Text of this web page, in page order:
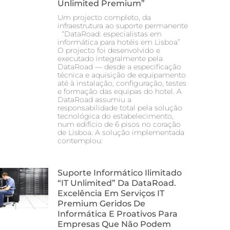
Unlimited Premium”
Um projecto completo, da
infraestrutura ao suporte permanente
“DataRoad: especialistas em
informática para hotéis em Lisboa”
O projecto foi desenvolvido e
executado integralmente pela
DataRoad — desde a especificação
técnica e aquisição de equipamento
até à instalação, configuração, testes
e formação das equipas do hotel. A
DataRoad assumiu a
responsabilidade total pela solução
tecnológica do estabelecimento,
num edifício de 6 pisos no coração
de Lisboa. A solução implementada
contemplou:
Suporte Informático Ilimitado
“IT Unlimited” Da DataRoad.
Excelência Em Serviços IT
Premium Geridos De
Informática E Proativos Para
Empresas Que Não Podem